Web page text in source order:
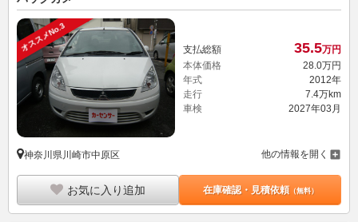
オススメNo.3 支払総額 35.5万円
本体価格
28.0万円
年式
2012年
走行
7.4万km
車検
2027年03月
神奈川県川崎市中原区 他の情報を開く
お気に入り追加 在庫確認・見積依頼（無料）